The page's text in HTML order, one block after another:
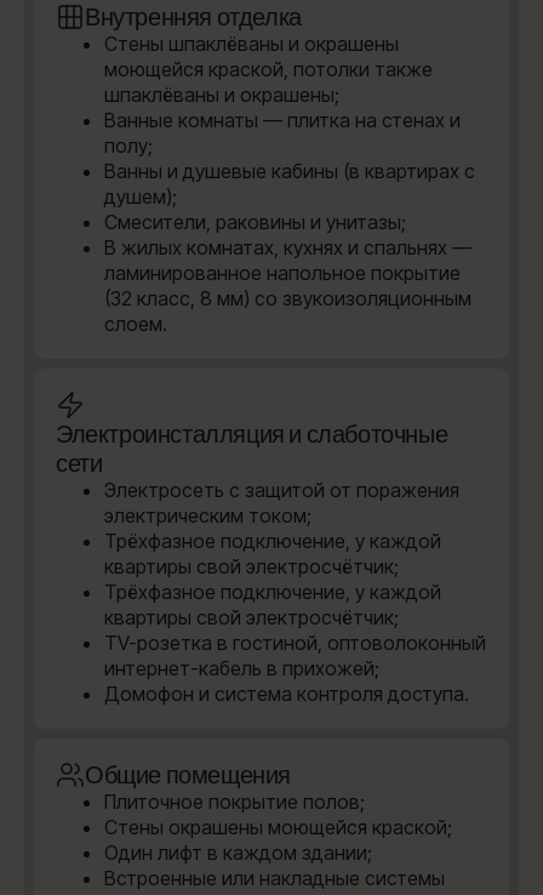
Внутренняя отделка
Стены шпаклёваны и окрашены
моющейся краской, потолки также
шпаклёваны и окрашены;
Ванные комнаты — плитка на стенах и
полу;
Ванны и душевые кабины (в квартирах с
душем);
Смесители, раковины и унитазы;
В жилых комнатах, кухнях и спальнях —
ламинированное напольное покрытие
(32 класс, 8 мм) со звукоизоляционным
слоем.
Электроинсталляция и слаботочные
сети
Электросеть с защитой от поражения
электрическим током;
Трёхфазное подключение, у каждой
квартиры свой электросчётчик;
Трёхфазное подключение, у каждой
квартиры свой электросчётчик;
TV-розетка в гостиной, оптоволоконный
интернет-кабель в прихожей;
Домофон и система контроля доступа.
Общие помещения
Плиточное покрытие полов;
Стены окрашены моющейся краской;
Один лифт в каждом здании;
Встроенные или накладные системы